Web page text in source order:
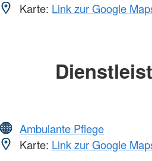
Karte: Link zur Google
Ambulante Pflege
Karte: Link zur Google